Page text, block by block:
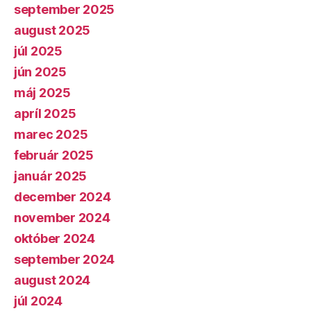
september 2025
august 2025
júl 2025
jún 2025
máj 2025
apríl 2025
marec 2025
február 2025
január 2025
december 2024
november 2024
október 2024
september 2024
august 2024
júl 2024